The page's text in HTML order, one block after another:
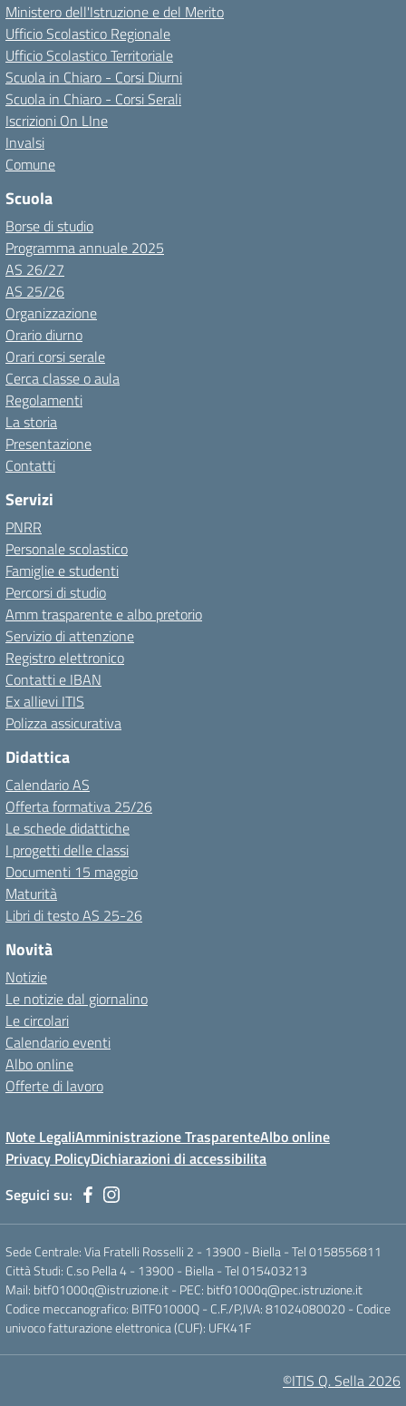
Ministero dell'Istruzione e del Merito
Ufficio Scolastico Regionale
Ufficio Scolastico Territoriale
Scuola in Chiaro - Corsi Diurni
Scuola in Chiaro - Corsi Serali
Iscrizioni On LIne
Invalsi
Comune
Scuola
Borse di studio
Programma annuale 2025
AS 26/27
AS 25/26
Organizzazione
Orario diurno
Orari corsi serale
Cerca classe o aula
Regolamenti
La storia
Presentazione
Contatti
Servizi
PNRR
Personale scolastico
Famiglie e studenti
Percorsi di studio
Amm trasparente e albo pretorio
Servizio di attenzione
Registro elettronico
Contatti e IBAN
Ex allievi ITIS
Polizza assicurativa
Didattica
Calendario AS
Offerta formativa 25/26
Le schede didattiche
I progetti delle classi
Documenti 15 maggio
Maturità
Libri di testo AS 25-26
Novità
Notizie
Le notizie dal giornalino
Le circolari
Calendario eventi
Albo online
Offerte di lavoro
Note LegaliAmministrazione TrasparenteAlbo online
Privacy PolicyDichiarazioni di accessibilita
Seguici su:
Sede Centrale: Via Fratelli Rosselli 2 - 13900 - Biella - Tel 0158556811
Città Studi: C.so Pella 4 - 13900 - Biella - Tel 015403213
Mail: bitf01000q@istruzione.it- PEC: bitf01000q@pec.istruzione.it
Codice meccanografico: BITF01000Q - C.F./P,IVA: 81024080020 - Codice
univoco fatturazione elettronica (CUF): UFK41F
©ITIS Q. Sella 2026